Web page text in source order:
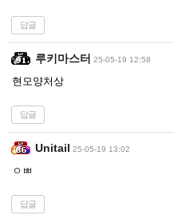
답글
루키마스터 25-05-19 12:58
현모양처상
답글
Unitail 25-05-19 13:02
ㅇㅃ
답글